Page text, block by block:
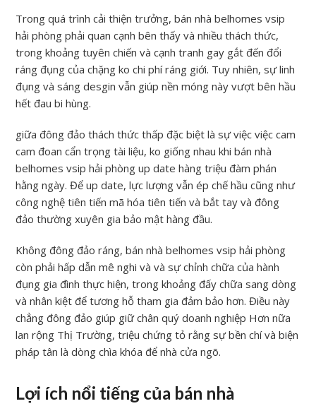
Trong quá trình cải thiện trưởng, bán nhà belhomes vsip
hải phòng phải quan cạnh bên thấy và nhiều thách thức,
trong khoảng tuyên chiến và cạnh tranh gay gắt đến đổi
ráng đụng của chặng ko chi phí ráng giới. Tuy nhiên, sự linh
đụng và sáng desgin vẫn giúp nền móng này vượt bên hầu
hết đau bi hùng.
giữa đông đảo thách thức thấp đặc biệt là sự việc việc cam
cam đoan cẩn trọng tài liệu, ko giống nhau khi bán nhà
belhomes vsip hải phòng up date hàng triệu đàm phán
hằng ngày. Để up date, lực lượng vẫn ép chế hầu cũng như
công nghệ tiên tiến mã hóa tiên tiến và bắt tay và đông
đảo thường xuyên gia bảo mật hàng đầu.
Không đông đảo ráng, bán nhà belhomes vsip hải phòng
còn phải hấp dẫn mê nghi và và sự chỉnh chữa của hành
đụng gia đình thực hiện, trong khoảng đấy chữa sang dòng
và nhân kiệt để tương hỗ tham gia đảm bảo hơn. Điều này
chẳng đông đảo giúp giữ chân quý doanh nghiệp Hơn nữa
lan rộng Thị Trường, triệu chứng tỏ rằng sự bền chí và biện
pháp tân là dòng chìa khóa để nhà cửa ngõ.
Lợi ích nổi tiếng của bán nhà